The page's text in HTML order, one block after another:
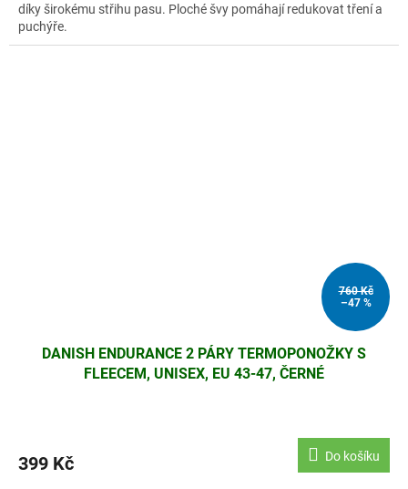
díky širokému střihu pasu. Ploché švy pomáhají redukovat tření a
puchýře.
760 Kč
–47 %
DANISH ENDURANCE 2 PÁRY TERMOPONOŽKY S
FLEECEM, UNISEX, EU 43-47, ČERNÉ
399 Kč Do košíku